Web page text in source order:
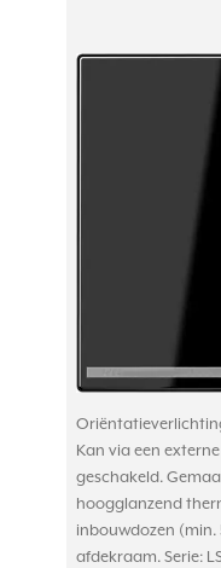
Kan via een
geschakeld.
hoogglanzend
inbouwdozen (min.
afdekraam. Serie: